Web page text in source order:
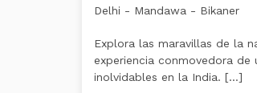
Delhi - Mandawa - Bikaner
Explora las maravillas de la
experiencia conmovedora de
inolvidables en la India. […]